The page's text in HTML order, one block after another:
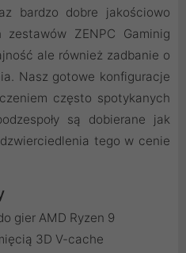
bardzo dobre jakościowo
zestawów ZENPC Gaminig
ale również zadbanie o
Nasz gotowe konfiguracje
często spotykanych
są dobierane jak
tego w cenie
gier AMD Ryzen 9
3D V-cache